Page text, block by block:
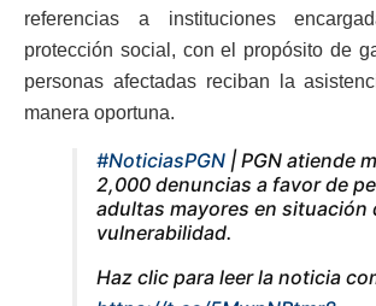
referencias a instituciones
protección social, con el propósito de
personas afectadas reciban la
manera oportuna.
#NoticiasPGN | PGN atiende
2,000 denuncias a favor de
adultas mayores en situación
vulnerabilidad.
Haz clic para leer la noticia